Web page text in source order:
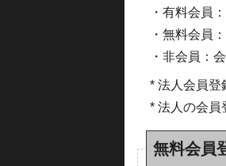
・有料会員
・無料会員
・非会員：
* 法人会員登
* 法人の会員
無料会員